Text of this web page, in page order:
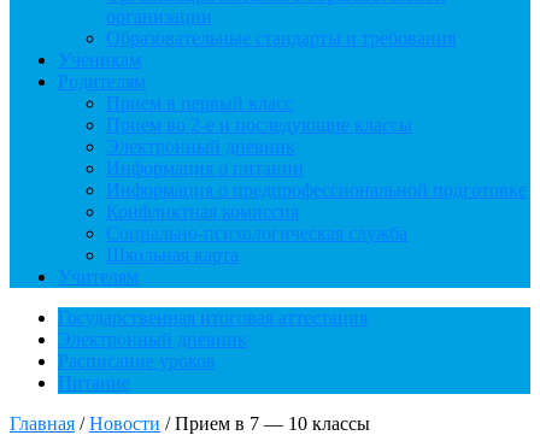
организации
Образовательные стандарты и требования
Ученикам
Родителям
Прием в первый класс
Прием во 2-е и последующие классы
Электронный дневник
Информация о питании
Информация о предпрофессиональной подготовке
Конфликтная комиссия
Социально-психологическая служба
Школьная карта
Учителям
Государственная итоговая аттестация
Электронный дневник
Расписание уроков
Питание
Главная /Новости /Прием в 7 — 10 классы